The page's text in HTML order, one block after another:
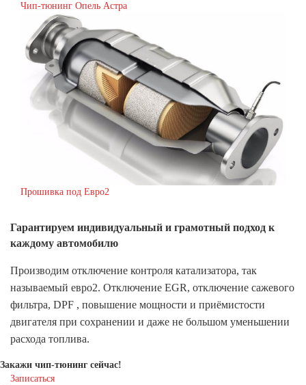
Чип-тюнинг Опель Астра
Прошивка под Евро2
Гарантируем индивидуальный и грамотный подход к
каждому автомобилю
Производим отключение контроля катализатора, так
называемый евро2. Отключение EGR, отключение сажевого
фильтра, DPF , повышение мощности и приёмистости
двигателя при сохранении и даже не большом уменьшении
расхода топлива.
Закажи чип-тюнинг сейчас!
Записаться